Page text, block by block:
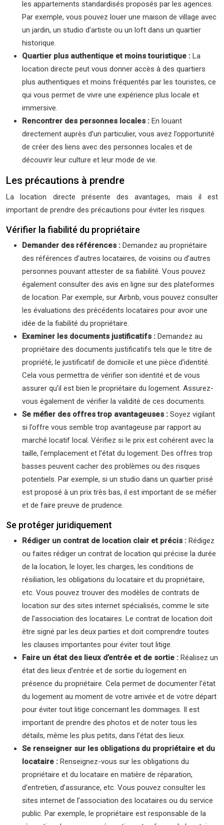
les appartements standardisés proposés par les agences.
Par exemple, vous pouvez louer une maison de village avec
un jardin, un studio d’artiste ou un loft dans un quartier
historique.
Quartier plus authentique et moins touristique : La
location directe peut vous donner accès à des quartiers
plus authentiques et moins fréquentés par les touristes, ce
qui vous permet de vivre une expérience plus locale et
immersive.
Rencontrer des personnes locales : En louant
directement auprès d’un particulier, vous avez l’opportunité
de créer des liens avec des personnes locales et de
découvrir leur culture et leur mode de vie.
Les précautions à prendre
La location directe présente des avantages, mais il est
important de prendre des précautions pour éviter les risques.
Vérifier la fiabilité du propriétaire
Demander des références : Demandez au propriétaire
des références d’autres locataires, de voisins ou d’autres
personnes pouvant attester de sa fiabilité. Vous pouvez
également consulter des avis en ligne sur des plateformes
de location. Par exemple, sur Airbnb, vous pouvez consulter
les évaluations des précédents locataires pour avoir une
idée de la fiabilité du propriétaire.
Examiner les documents justificatifs : Demandez au
propriétaire des documents justificatifs tels que le titre de
propriété, le justificatif de domicile et une pièce d’identité.
Cela vous permettra de vérifier son identité et de vous
assurer qu’il est bien le propriétaire du logement. Assurez-
vous également de vérifier la validité de ces documents.
Se méfier des offres trop avantageuses : Soyez vigilant
si l’offre vous semble trop avantageuse par rapport au
marché locatif local. Vérifiez si le prix est cohérent avec la
taille, l’emplacement et l’état du logement. Des offres trop
basses peuvent cacher des problèmes ou des risques
potentiels. Par exemple, si un studio dans un quartier prisé
est proposé à un prix très bas, il est important de se méfier
et de faire preuve de prudence.
Se protéger juridiquement
Rédiger un contrat de location clair et précis : Rédigez
ou faites rédiger un contrat de location qui précise la durée
de la location, le loyer, les charges, les conditions de
résiliation, les obligations du locataire et du propriétaire,
etc. Vous pouvez trouver des modèles de contrats de
location sur des sites internet spécialisés, comme le site
de l’association des locataires. Le contrat de location doit
être signé par les deux parties et doit comprendre toutes
les clauses importantes pour éviter tout litige.
Faire un état des lieux d’entrée et de sortie : Réalisez un
état des lieux d’entrée et de sortie du logement en
présence du propriétaire. Cela permet de documenter l’état
du logement au moment de votre arrivée et de votre départ
pour éviter tout litige concernant les dommages. Il est
important de prendre des photos et de noter tous les
détails, même les plus petits, dans l’état des lieux.
Se renseigner sur les obligations du propriétaire et du
locataire : Renseignez-vous sur les obligations du
propriétaire et du locataire en matière de réparation,
d’entretien, d’assurance, etc. Vous pouvez consulter les
sites internet de l’association des locataires ou du service
public. Par exemple, le propriétaire est responsable de la